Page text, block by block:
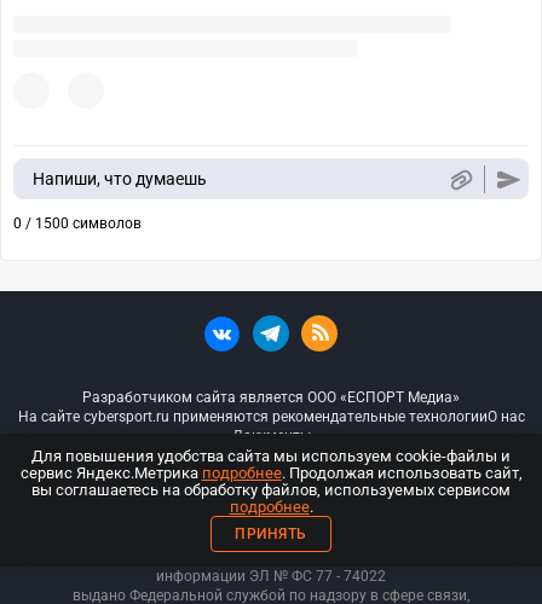
Напиши, что думаешь
0 / 1500 символов
Разработчиком сайта является ООО «ЕСПОРТ Медиа»
На сайте cybersport.ru применяются рекомендательные технологииО нас
Документы
© ООО «Киберспорт.ру» — Все права защищены
18+
ООО «Киберспорт.ру». Свидетельство о регистрации средств массовой
информации ЭЛ № ФС 77 - 74022
выдано Федеральной службой по надзору в сфере связи,
Для повышения удобства сайта мы используем cookie-файлы и
сервис Яндекс.Метрика подробнее. Продолжая использовать сайт,
вы соглашаетесь на обработку файлов, используемых сервисом
подробнее.
ПРИНЯТЬ